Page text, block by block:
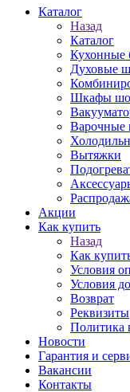
Каталог
Назад
Каталог
Кухонные
Духовые
Шкафы
Варочные
Вытяжки
Акции
Как купить
Назад
Как
Условия
Условия
Возврат
Реквизиты
Политика
Новости
Гарантия и
Вакансии
Контакты